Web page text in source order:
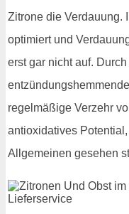
Zitrone die Verdauung.
optimiert und
erst gar nicht auf.
regelmäßige Verzehr
antioxidatives
Allgemeinen gesehen